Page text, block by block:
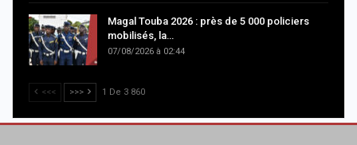
Magal Touba 2026 : près de 5 000 policiers
mobilisés, la…
07/08/2026 à 02:44
<<< >>> 1 De 3 860